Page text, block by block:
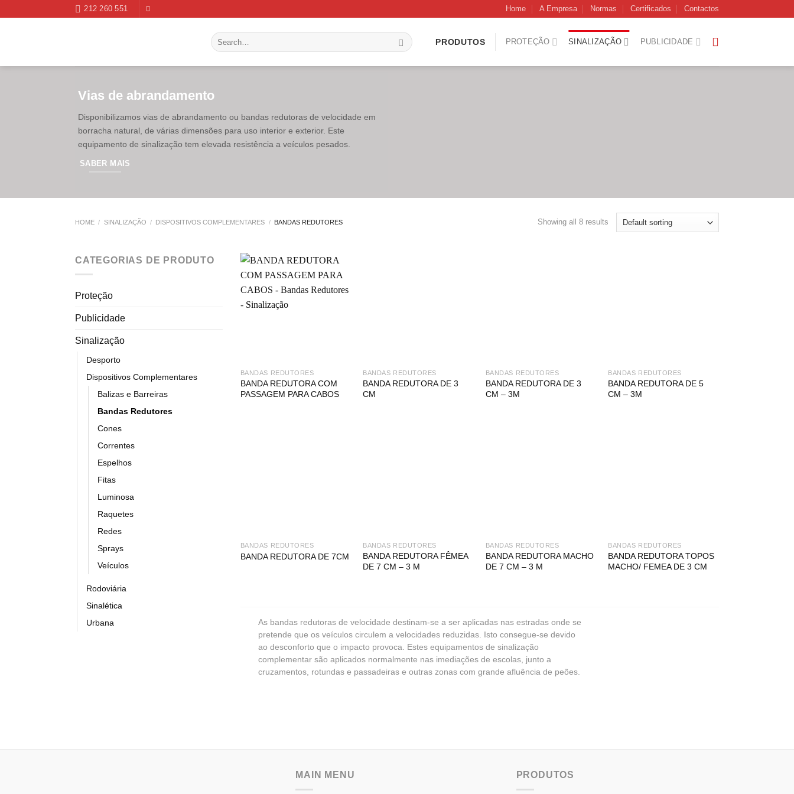
212 260 551 Home A Empresa Normas Certificados Contactos
Search
for:
PRODUTOS PROTEÇÃO SINALIZAÇÃO PUBLICIDADE
Vias de abrandamento
Disponibilizamos vias de abrandamento ou bandas redutoras de velocidade em
borracha natural, de várias dimensões para uso interior e exterior. Este
equipamento de sinalização tem elevada resistência a veículos pesados.
SABER MAIS
HOME / SINALIZAÇÃO / DISPOSITIVOS COMPLEMENTARES / BANDAS REDUTORES Showing all 8 results
CATEGORIAS DE PRODUTO
Proteção
Publicidade
Sinalização
Desporto
Dispositivos Complementares
Balizas e Barreiras
Bandas Redutores
Cones
Correntes
Espelhos
Fitas
Luminosa
Raquetes
Redes
Sprays
Veículos
Rodoviária
Sinalética
Urbana
BANDAS REDUTORES
BANDA REDUTORA COM
PASSAGEM PARA CABOS
BANDAS REDUTORES
BANDA REDUTORA DE 3
CM
BANDAS REDUTORES
BANDA REDUTORA DE 3
CM – 3M
BANDAS REDUTORES
BANDA REDUTORA DE 5
CM – 3M
BANDAS REDUTORES
BANDA REDUTORA DE 7CM
BANDAS REDUTORES
BANDA REDUTORA FÊMEA
DE 7 CM – 3 M
BANDAS REDUTORES
BANDA REDUTORA MACHO
DE 7 CM – 3 M
BANDAS REDUTORES
BANDA REDUTORA TOPOS
MACHO/ FEMEA DE 3 CM
As bandas redutoras de velocidade destinam-se a ser aplicadas nas estradas onde se
pretende que os veículos circulem a velocidades reduzidas. Isto consegue-se devido
ao desconforto que o impacto provoca. Estes equipamentos de sinalização
complementar são aplicados normalmente nas imediações de escolas, junto a
cruzamentos, rotundas e passadeiras e outras zonas com grande afluência de peões.
MAIN MENU PRODUTOS